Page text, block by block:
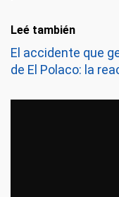
Leé también
El accidente que
de El Polaco: la